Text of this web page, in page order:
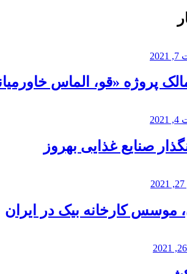
پروژه «قو، الماس
صنایع غذایی بهروز
موسس کارخانه بیک در ایران